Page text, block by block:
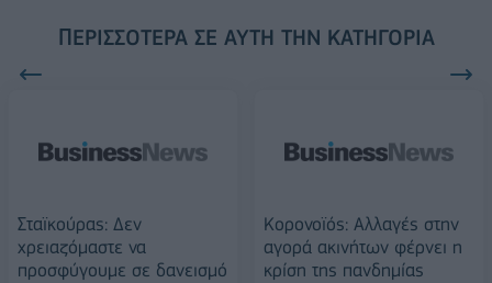
ΠΕΡΙΣΣΌΤΕΡΑ ΣΕ ΑΥΤΉ ΤΗΝ ΚΑΤΗΓΟΡΊΑ
Σταϊκούρας: Δεν
χρειαζόμαστε να
προσφύγουμε σε δανεισμό
Κορονοϊός: Αλλαγές στην
αγορά ακινήτων φέρνει η
κρίση της πανδημίας